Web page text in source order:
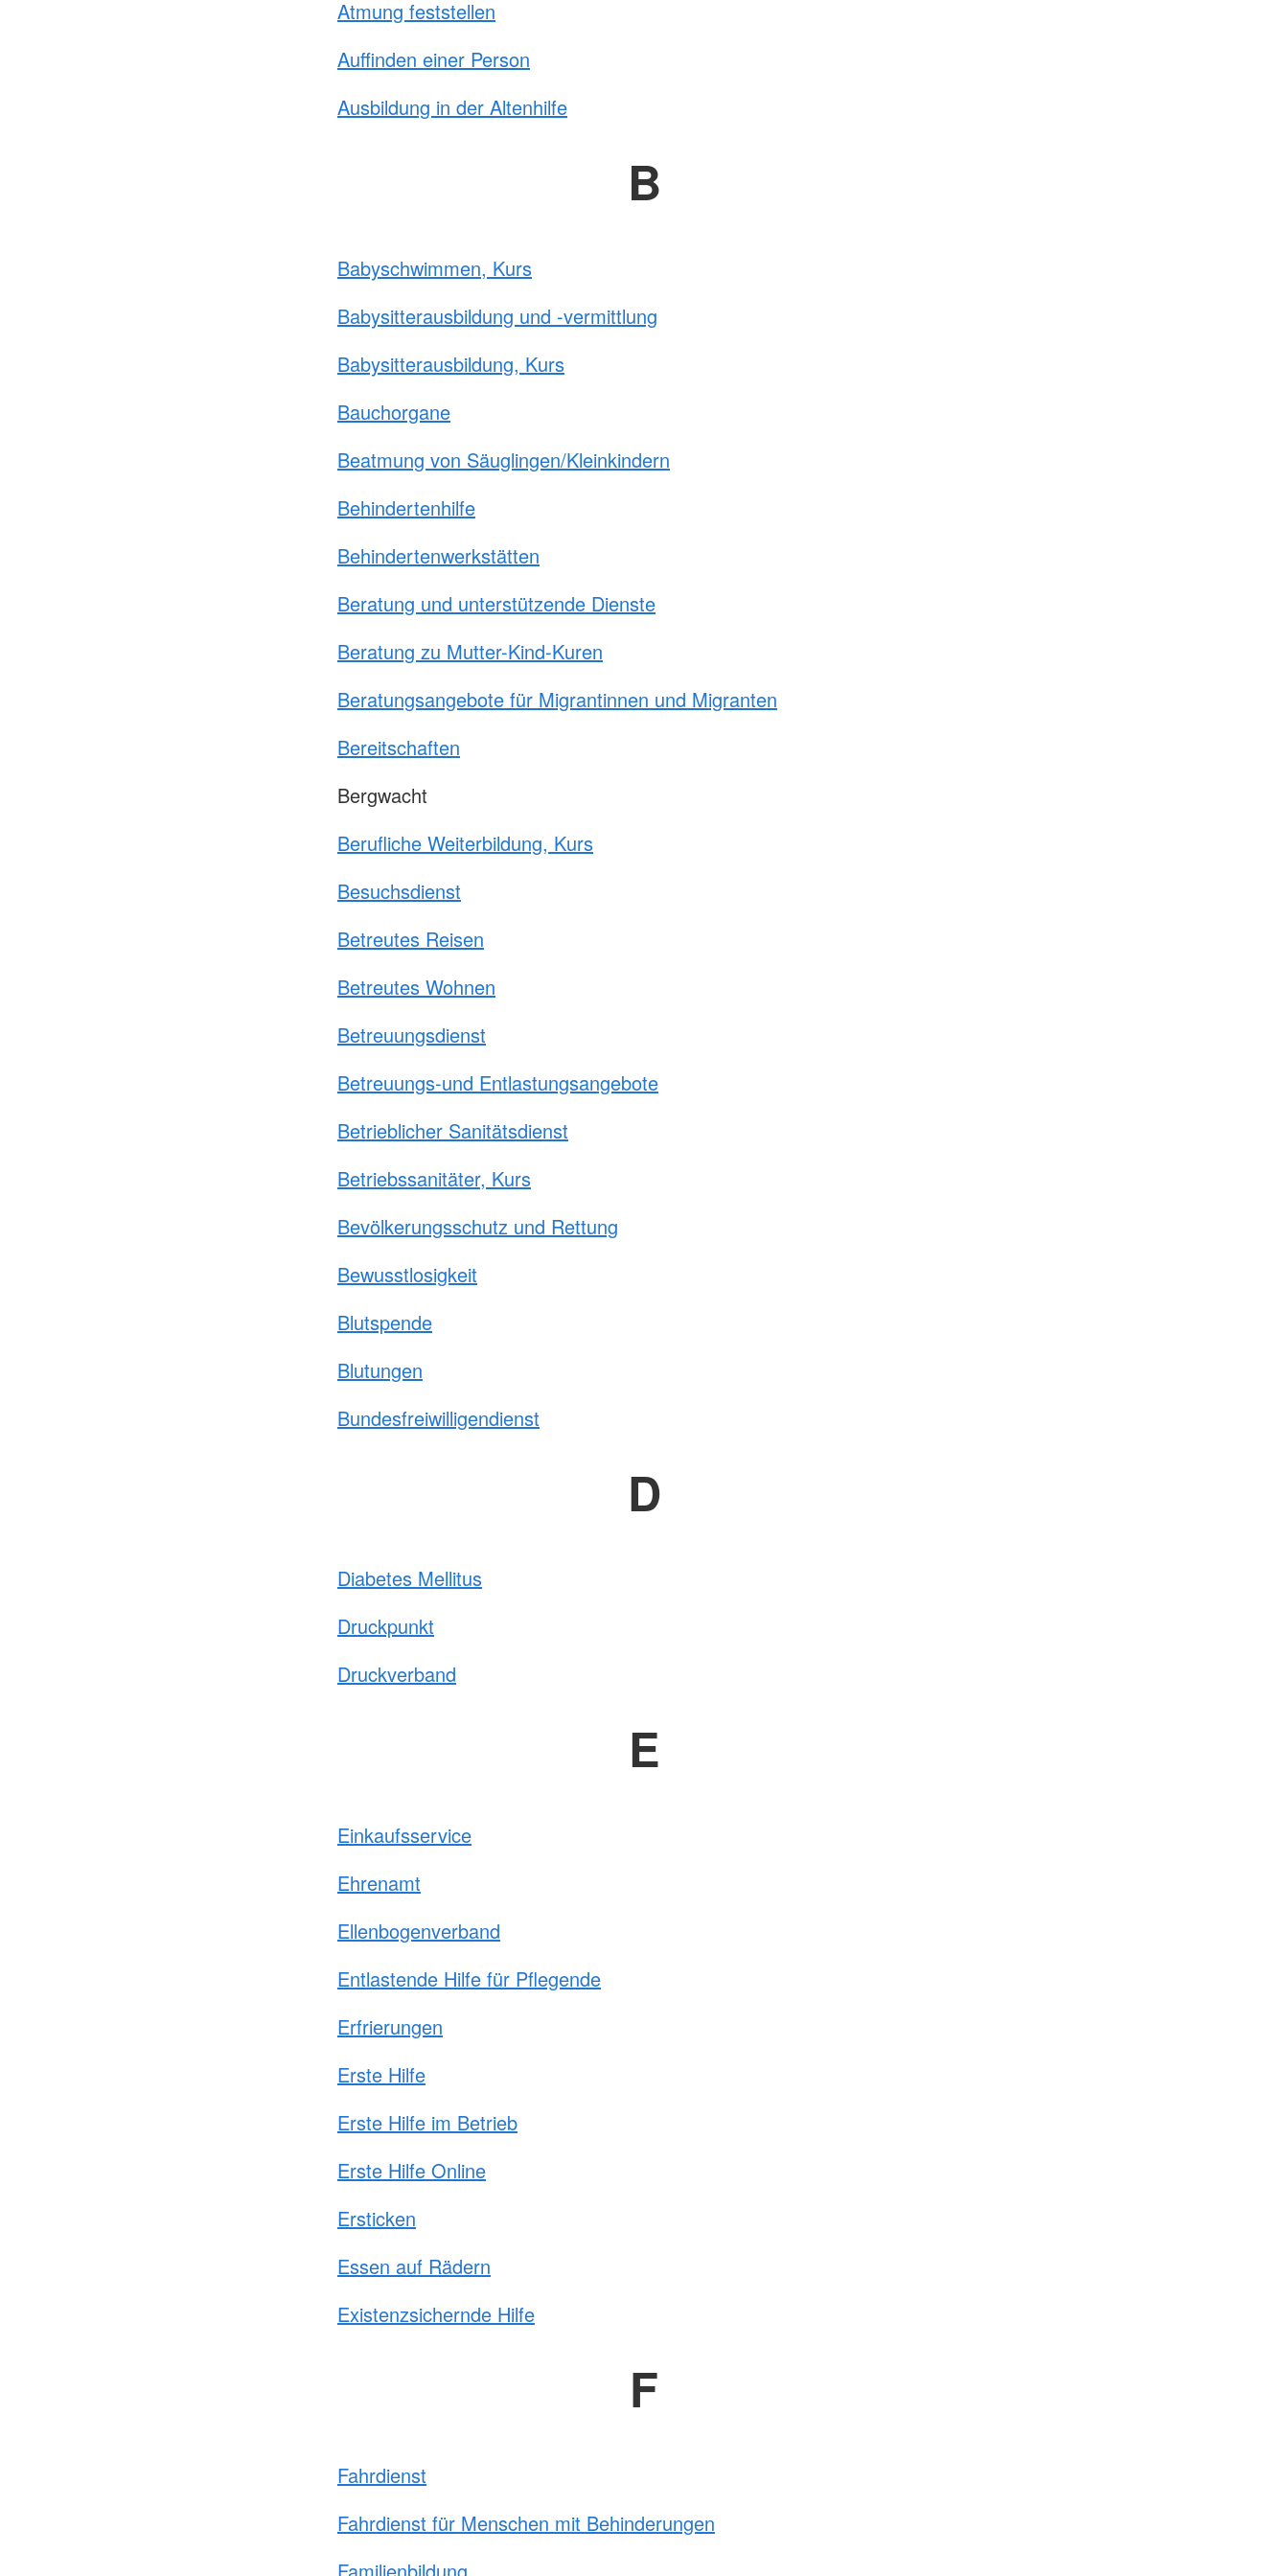
Atmung feststellen
Auffinden einer Person
Ausbildung in der Altenhilfe
B
Babyschwimmen, Kurs
Babysitterausbildung und -vermittlung
Babysitterausbildung, Kurs
Bauchorgane
Beatmung von Säuglingen/Kleinkindern
Behindertenhilfe
Behindertenwerkstätten
Beratung und unterstützende Dienste
Beratung zu Mutter-Kind-Kuren
Beratungsangebote für Migrantinnen und Migranten
Bereitschaften
Bergwacht
Berufliche Weiterbildung, Kurs
Besuchsdienst
Betreutes Reisen
Betreutes Wohnen
Betreuungsdienst
Betreuungs-und Entlastungsangebote
Betrieblicher Sanitätsdienst
Betriebssanitäter, Kurs
Bevölkerungsschutz und Rettung
Bewusstlosigkeit
Blutspende
Blutungen
Bundesfreiwilligendienst
D
Diabetes Mellitus
Druckpunkt
Druckverband
E
Einkaufsservice
Ehrenamt
Ellenbogenverband
Entlastende Hilfe für Pflegende
Erfrierungen
Erste Hilfe
Erste Hilfe im Betrieb
Erste Hilfe Online
Ersticken
Essen auf Rädern
Existenzsichernde Hilfe
F
Fahrdienst
Fahrdienst für Menschen mit Behinderungen